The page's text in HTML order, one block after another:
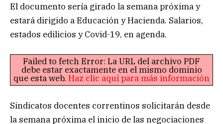
El documento sería girado la semana próxima y
estará dirigido a Educación y Hacienda. Salarios,
estados edilicios y Covid-19, en agenda.
Failed to fetch Error: La URL del archivo PDF
debe estar exactamente en el mismo dominio
que esta web. Haz clic aquí para más información
Sindicatos docentes correntinos solicitarán desde
la semana próxima el inicio de las negociaciones